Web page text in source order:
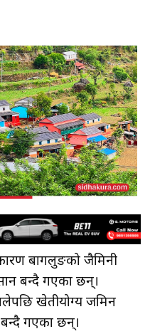
बागलुङको जैमिनी
बन्दै गएका छन्।
खेतीयोग्य जमिन
गएका छन्।